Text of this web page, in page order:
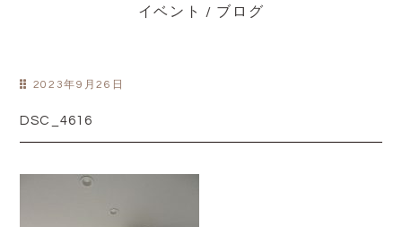
イベント / ブログ
2023年9月26日
DSC_4616